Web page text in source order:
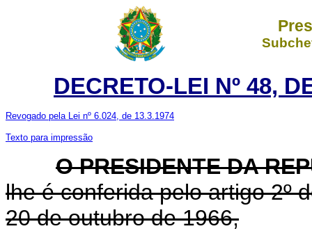
DECRETO-LEI Nº 48,
Revogado pela Lei nº 6.024, de 13.3.1974
Texto para impressão
O PRESIDENTE DA
lhe é conferida pelo artigo 2º
20 de outubro de 1966,